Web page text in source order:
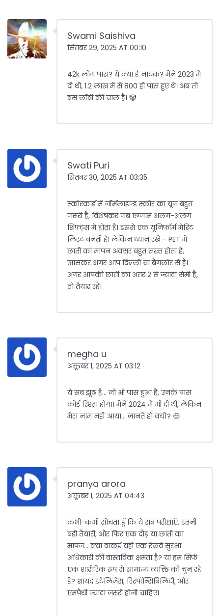
Swami Saishiva
सितंबर 29, 2025 AT 00:10
42k लोग पास? ये क्या है नाटक? मैंने 2023 में
दी थी, 1.2 लाख में से 800 ही पास हुए थे। अब तो
बस लॉबी की चाल है। 🤡
Swati Puri
सितंबर 30, 2025 AT 03:35
स्कोरकार्ड में नॉर्मलाइज्ड स्कोर का यूज़ बहुत
जरूरी है, विशेषकर जब एग्जाम अलग-अलग
शिफ्ट्स में होता है। इससे एक यूनिफॉर्म मेरिट
लिस्ट बनती है। लेकिन ध्यान रखें - PET में
छाती का मापन अक्सर बहुत सख्त होता है,
खासकर अगर आप दिल्ली या बैंगलोर से हैं।
अगर आपकी छाती का अंतर 2 से ज्यादा सेमी है,
तो तैयार रहें।
megha u
अक्तूबर 1, 2025 AT 03:12
ये सब झूठ है... जो भी पास हुआ है, उनके पास
कोई रिश्ता होगा। मैंने 2024 में भी दी थी, लेकिन
मेरा नाम नहीं आया... जानते हो क्यों? 😒
pranya arora
अक्तूबर 1, 2025 AT 04:43
कभी-कभी सोचता हूँ कि ये सब परीक्षाएँ, इतनी
बड़ी तैयारी, और फिर एक दौड़ या छाती का
मापन... क्या वाकई यही एक रेलवे सुरक्षा
अधिकारी की वास्तविक क्षमता है? या हम सिर्फ
एक शारीरिक रूप से सामान्य व्यक्ति को चुन रहे
हैं? शायद इंटेलिजेंस, रिस्पॉन्सिबिलिटी, और
एमपैथी ज्यादा जरूरी होनी चाहिए।